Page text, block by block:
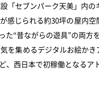
「セブンパーク天美」内の
感じられる約30坪の屋内
“昔ながらの遊具”の両方
気を集めるデジタルお絵か
西日本で初稼働となるア